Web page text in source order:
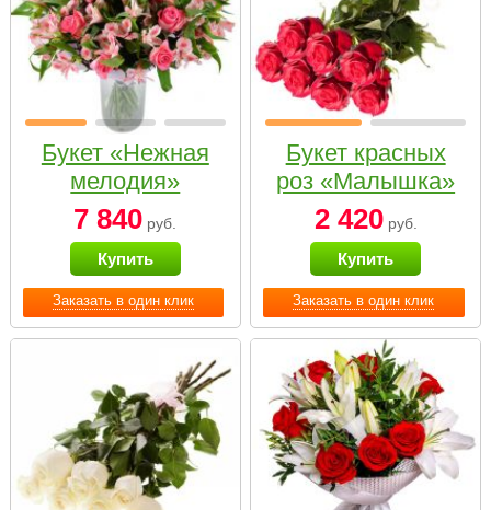
Заказать в один клик
Букет «Нежная
мелодия»
7 840 руб.
Купить
Заказать в один клик
Букет красных
роз «Малышка»
2 420руб.
Купить